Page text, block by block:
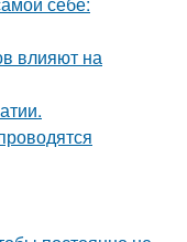
влияют на